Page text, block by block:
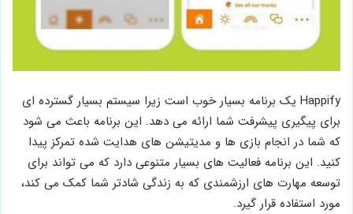
Happify یک برنامه بسیار خوب است زیرا سیستم بسیار گسترده ای
برای پیگیری پیشرفت شما ارائه می دهد. این برنامه باعث می شود
که شما در انجام بازی ها و مدیتیشن های هدایت شده تمرکز پیدا
کنید. این برنامه فعالیت های بسیار متنوعی دارد که می تواند برای
توسعه مهارت های ارزشمندی که به زندگی شادتر شما کمک می کند،
مورد استفاده قرار گیرد.